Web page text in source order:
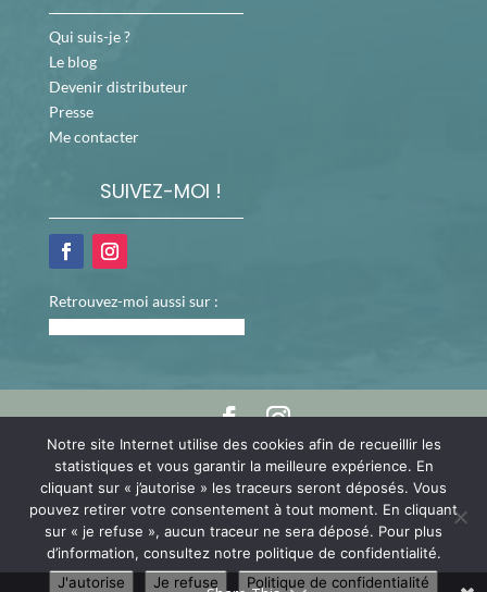
Chère Cliente, cher Client, les ventes sont
temporairement suspendues mais nous revenons bientôt
! À très vite !Ignorer
Qui suis-je ?
Le blog
Devenir distributeur
Presse
Me contacter
SUIVEZ-MOI !
Retrouvez-moi aussi sur :
©ARTEO Digital - Agence Web & Communication sur Le
Notre site Internet utilise des cookies afin de recueillir les
statistiques et vous garantir la meilleure expérience. En
cliquant sur « j’autorise » les traceurs seront déposés. Vous
pouvez retirer votre consentement à tout moment. En cliquant
sur « je refuse », aucun traceur ne sera déposé. Pour plus
d’information, consultez notre politique de confidentialité.
J'autorise
Je refuse Politique de confidentialité